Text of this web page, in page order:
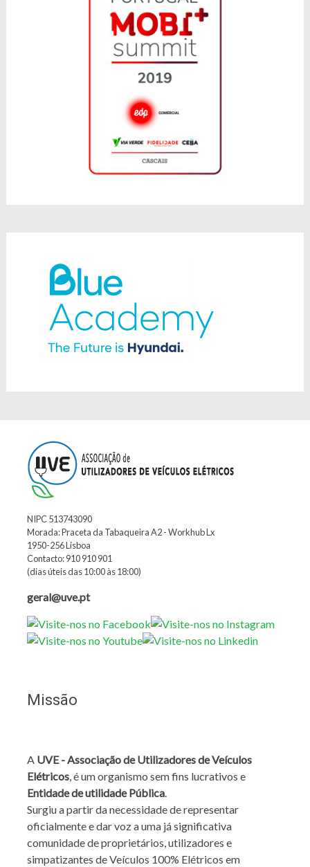
NIPC 513743090
Morada: Praceta da Tabaqueira A2 - Workhub Lx
1950-256 Lisboa
Contacto: 910 910 901
(dias úteis das 10:00 às 18:00)
geral@uve.pt
Missão
A UVE - Associação de Utilizadores de Veículos
Elétricos, é um organismo sem fins lucrativos e
Entidade de utilidade Pública.
Surgiu a partir da necessidade de representar
oficialmente e dar voz a uma já significativa
comunidade de proprietários, utilizadores e
simpatizantes de Veículos 100% Elétricos em